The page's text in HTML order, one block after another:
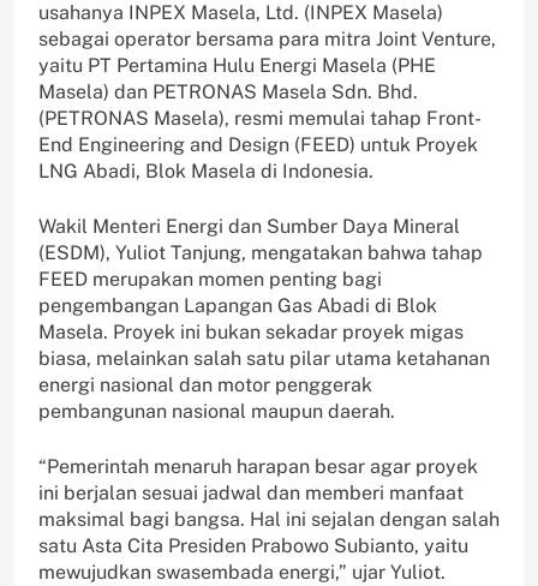
usahanya INPEX Masela, Ltd. (INPEX Masela)
sebagai operator bersama para mitra Joint Venture,
yaitu PT Pertamina Hulu Energi Masela (PHE
Masela) dan PETRONAS Masela Sdn. Bhd.
(PETRONAS Masela), resmi memulai tahap Front-
End Engineering and Design (FEED) untuk Proyek
LNG Abadi, Blok Masela di Indonesia.
Wakil Menteri Energi dan Sumber Daya Mineral
(ESDM), Yuliot Tanjung, mengatakan bahwa tahap
FEED merupakan momen penting bagi
pengembangan Lapangan Gas Abadi di Blok
Masela. Proyek ini bukan sekadar proyek migas
biasa, melainkan salah satu pilar utama ketahanan
energi nasional dan motor penggerak
pembangunan nasional maupun daerah.
“Pemerintah menaruh harapan besar agar proyek
ini berjalan sesuai jadwal dan memberi manfaat
maksimal bagi bangsa. Hal ini sejalan dengan salah
satu Asta Cita Presiden Prabowo Subianto, yaitu
mewujudkan swasembada energi,” ujar Yuliot.